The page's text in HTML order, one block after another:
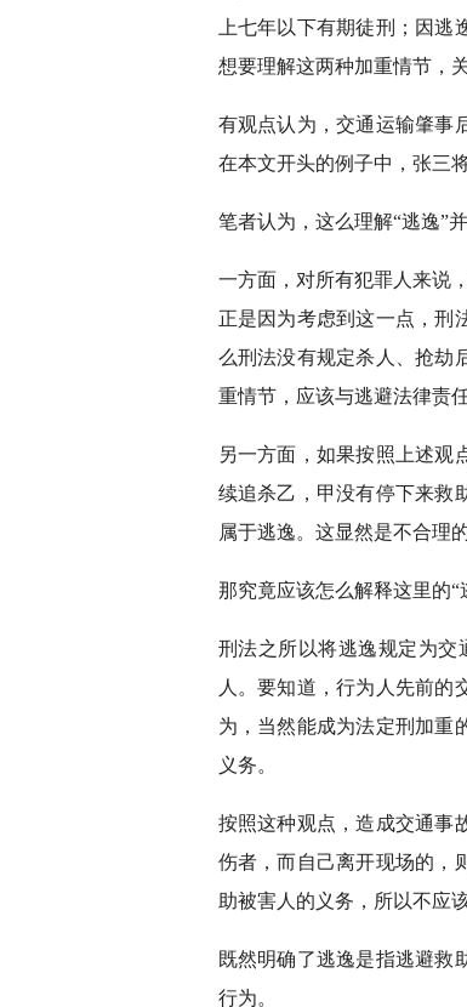
上七年以下有期徒刑；因
想要理解这两种加重情节，
有观点认为，交通运输肇事
在本文开头的例子中，张三
笔者认为，这么理解“逃逸”
一方面，对所有犯罪人来说
正是因为考虑到这一点，刑
么刑法没有规定杀人、抢劫
重情节，应该与逃避法律责
另一方面，如果按照上述观
续追杀乙，甲没有停下来救
属于逃逸。这显然是不合理的
那究竟应该怎么解释这里的“
刑法之所以将逃逸规定为
人。要知道，行为人先前的
为，当然能成为法定刑加重
义务。
按照这种观点，造成交通事
伤者，而自己离开现场的，
助被害人的义务，所以不应
既然明确了逃逸是指逃避救
行为。